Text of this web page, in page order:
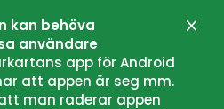
kan behöva
användare
app för Android
att appen är seg mm.
man raderar appen